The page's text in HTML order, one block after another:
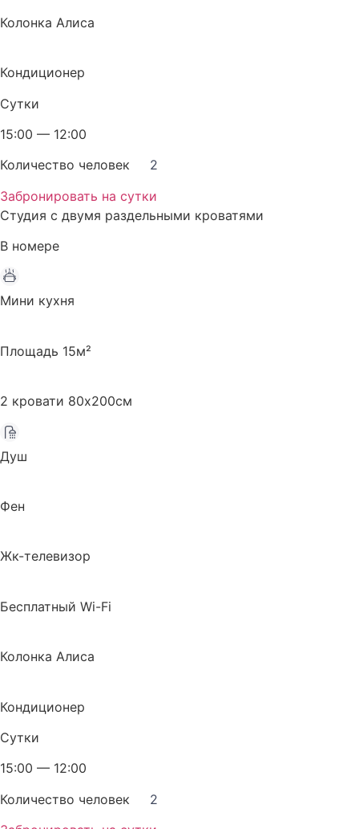
Колонка Алиса
Кондиционер
Сутки
15:00 — 12:00
Количество человек 2
Забронировать на сутки
Студия с двумя раздельными кроватями
В номере
Мини кухня
Площадь 15м²
2 кровати 80х200см
Душ
Фен
Жк-телевизор
Бесплатный Wi-Fi
Колонка Алиса
Кондиционер
Сутки
15:00 — 12:00
Количество человек 2